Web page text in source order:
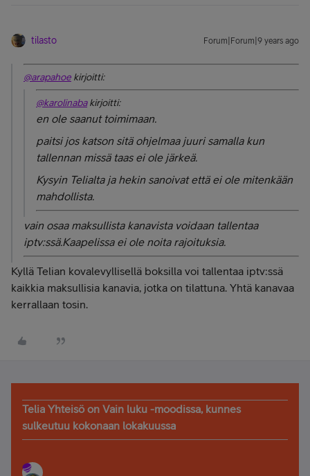
tilasto Forum|Forum|9 years ago
@arapahoe kirjoitti:
@karolinabakirjoitti:
en ole saanut toimimaan.
paitsi jos katson sitä ohjelmaa juuri samalla kun
tallennan missä taas ei ole järkeä.
Kysyin Telialta ja hekin sanoivat että ei ole mitenkään
mahdollista.
vain osaa maksullista kanavista voidaan tallentaa
iptv:ssä.Kaapelissa ei ole noita rajoituksia.
Kyllä Telian kovalevyllisellä boksilla voi tallentaa iptv:ssä
kaikkia maksullisia kanavia, jotka on tilattuna. Yhtä kanavaa
kerrallaan tosin.
Telia Yhteisö on Vain luku -moodissa, kunnes
sulkeutuu kokonaan lokakuussa